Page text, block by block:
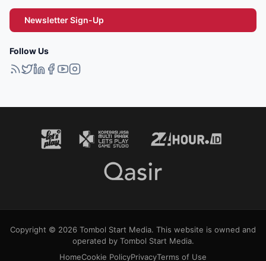
Newsletter Sign-Up
Follow Us
Copyright © 2026 Tombol Start Media. This website is owned and
operated by Tombol Start Media.
HomeCookie PolicyPrivacyTerms of Use